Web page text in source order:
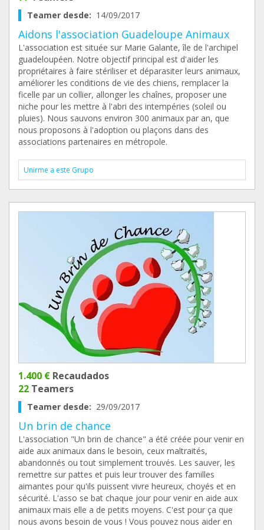
Teamer desde: 14/09/2017
Aidons l'association Guadeloupe Animaux
L'association est située sur Marie Galante, île de l'archipel
guadeloupéen. Notre objectif principal est d'aider les
propriétaires à faire stériliser et déparasiter leurs animaux,
améliorer les conditions de vie des chiens, remplacer la
ficelle par un collier, allonger les chaînes, proposer une
niche pour les mettre à l'abri des intempéries (soleil ou
pluies). Nous sauvons environ 300 animaux par an, que
nous proposons à l'adoption ou plaçons dans des
associations partenaires en métropole.
Unirme a este Grupo
1.400 € Recaudados
22 Teamers
Teamer desde: 29/09/2017
Un brin de chance
L'association "Un brin de chance" a été créée pour venir en
aide aux animaux dans le besoin, ceux maltraités,
abandonnés ou tout simplement trouvés. Les sauver, les
remettre sur pattes et puis leur trouver des familles
aimantes pour qu'ils puissent vivre heureux, choyés et en
sécurité. L'asso se bat chaque jour pour venir en aide aux
animaux mais elle a de petits moyens. C'est pour ça que
nous avons besoin de vous ! Vous pouvez nous aider en